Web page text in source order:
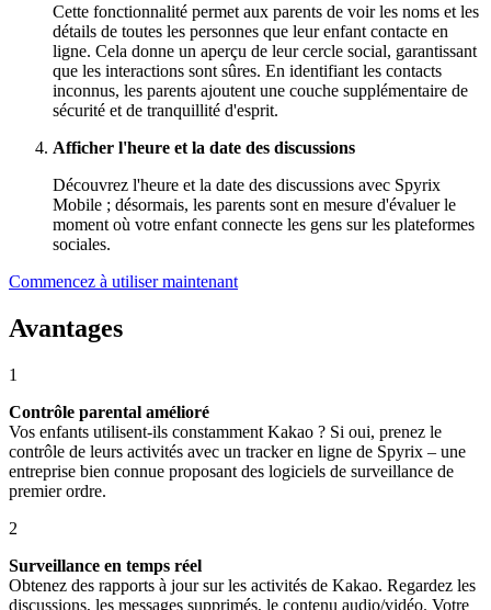
Cette fonctionnalité permet aux parents de voir les noms et les
détails de toutes les personnes que leur enfant contacte en
ligne. Cela donne un aperçu de leur cercle social, garantissant
que les interactions sont sûres. En identifiant les contacts
inconnus, les parents ajoutent une couche supplémentaire de
sécurité et de tranquillité d'esprit.
Afficher l'heure et la date des discussions
Découvrez l'heure et la date des discussions avec Spyrix
Mobile ; désormais, les parents sont en mesure d'évaluer le
moment où votre enfant connecte les gens sur les plateformes
sociales.
Commencez à utiliser maintenant
Avantages
1
Contrôle parental amélioré
Vos enfants utilisent-ils constamment Kakao ? Si oui, prenez le
contrôle de leurs activités avec un tracker en ligne de Spyrix – une
entreprise bien connue proposant des logiciels de surveillance de
premier ordre.
2
Surveillance en temps réel
Obtenez des rapports à jour sur les activités de Kakao. Regardez les
discussions, les messages supprimés, le contenu audio/vidéo. Votre